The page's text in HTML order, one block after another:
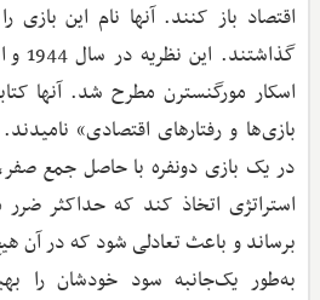
اقتصاد باز کنند. آنها نام این
اسکار مورگنسترن مطرح شد. آنها
بازی‌ها و رفتارهای اقتصادی»
در یک بازی دونفره با حاصل جمع
استراتژی اتخاذ کند که حداکثر
برساند و باعث تعادلی شود که در آن
به‌طور یک‌جانبه سود خودشان را